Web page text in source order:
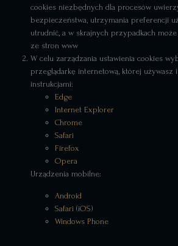
cookies niezbędnych dla procesów
bezpieczeństwa, utrzymania preferencji
utrudnić, a w skrajnych przypadkach
ze stron www
W celu zarządzania ustawienia cookies
przeglądarkę internetową, której używasz
instrukcjami:
Edge
Internet Explorer
Chrome
Safari
Firefox
Opera
Urządzenia mobilne:
Android
Safari (iOS)
Windows Phone